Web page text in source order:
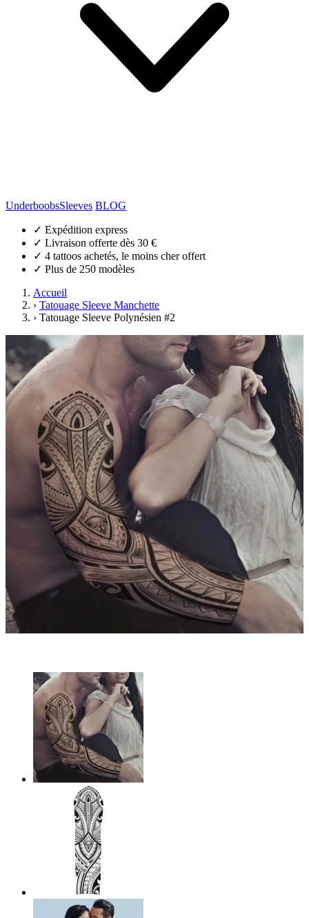
UnderboobsSleeves BLOG
✓ Expédition express
✓ Livraison offerte dès 30 €
✓ 4 tattoos achetés, le moins cher offert
✓ Plus de 250 modèles
Accueil
› Tatouage Sleeve Manchette
› Tatouage Sleeve Polynésien #2